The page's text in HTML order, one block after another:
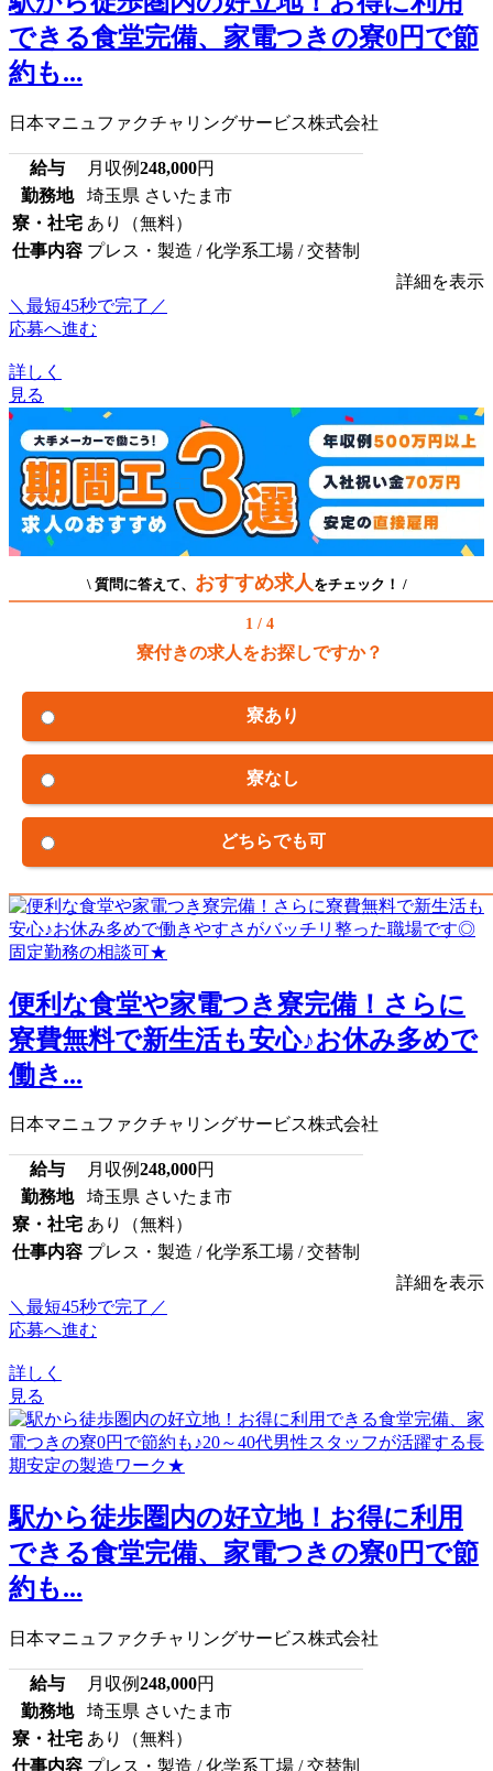
できる食堂完備、家電つきの寮0円で節
約も...
日本マニュファクチャリングサービス株式会社
給与 月収例248,000円
勤務地
埼玉県 さいたま市
寮・社宅 あり（無料）
仕事内容 プレス・製造 / 化学系工場 / 交替制
詳細を表示
＼最短45秒で完了／
応募へ進む
詳しく
見る
\ 質問に答えて、 おすすめ求人 をチェック！ /
1 / 4
寮付きの求人をお探しですか？
寮あり
寮なし
どちらでも可
便利な食堂や家電つき寮完備！さらに
寮費無料で新生活も安心♪お休み多めで
働き...
日本マニュファクチャリングサービス株式会社
給与 月収例248,000円
勤務地
埼玉県 さいたま市
寮・社宅 あり（無料）
仕事内容 プレス・製造 / 化学系工場 / 交替制
詳細を表示
＼最短45秒で完了／
応募へ進む
詳しく
見る
駅から徒歩圏内の好立地！お得に利用
できる食堂完備、家電つきの寮0円で節
約も...
日本マニュファクチャリングサービス株式会社
給与 月収例248,000円
勤務地
埼玉県 さいたま市
寮・社宅 あり（無料）
仕事内容 プレス・製造 / 化学系工場 / 交替制